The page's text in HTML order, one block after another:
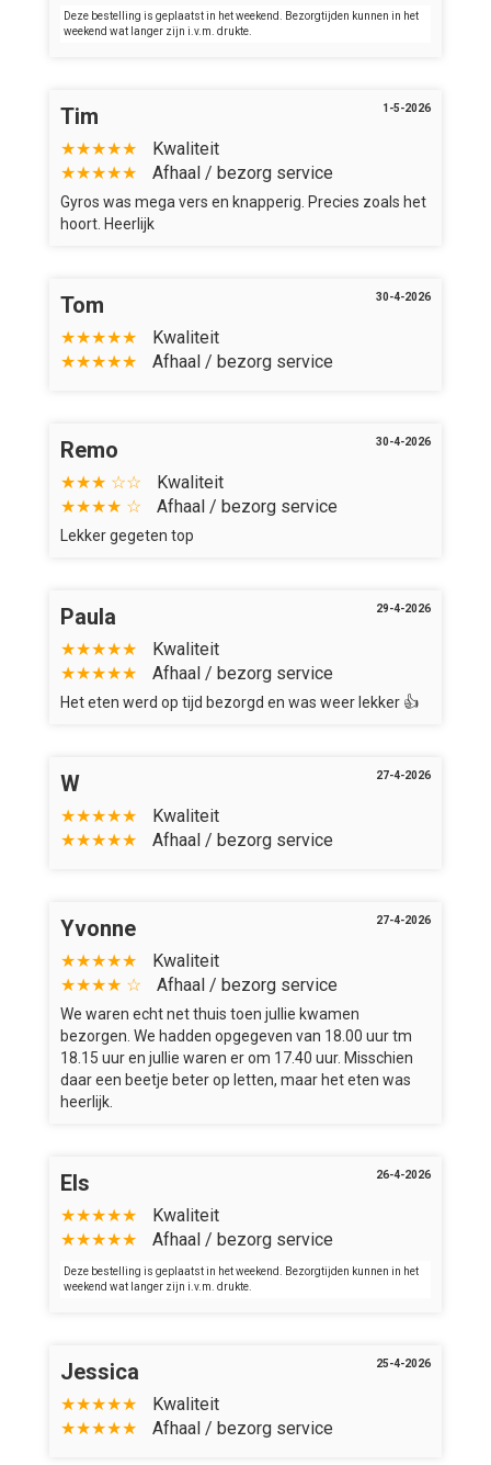
Deze bestelling is geplaatst in het weekend. Bezorgtijden kunnen in het
weekend wat langer zijn i.v.m. drukte.
Tim
★★★★★
Kwaliteit
★★★★★
Afhaal / bezorg service
Gyros was mega vers en knapperig. Precies zoals het
hoort. Heerlijk
1-5-2026
Tom
★★★★★
Kwaliteit
★★★★★
Afhaal / bezorg service
30-4-2026
Remo
★★★ ☆☆
Kwaliteit
★★★★ ☆
Afhaal / bezorg service
Lekker gegeten top
30-4-2026
Paula
★★★★★
Kwaliteit
★★★★★
Afhaal / bezorg service
Het eten werd op tijd bezorgd en was weer lekker 👍
29-4-2026
W
★★★★★
Kwaliteit
★★★★★
Afhaal / bezorg service
27-4-2026
Yvonne
★★★★★
Kwaliteit
★★★★ ☆
Afhaal / bezorg service
We waren echt net thuis toen jullie kwamen
bezorgen. We hadden opgegeven van 18.00 uur tm
18.15 uur en jullie waren er om 17.40 uur. Misschien
daar een beetje beter op letten, maar het eten was
heerlijk.
27-4-2026
Els
★★★★★
Kwaliteit
★★★★★
Afhaal / bezorg service
Deze bestelling is geplaatst in het weekend. Bezorgtijden kunnen in het
weekend wat langer zijn i.v.m. drukte.
26-4-2026
Jessica
★★★★★
Kwaliteit
★★★★★
Afhaal / bezorg service
25-4-2026